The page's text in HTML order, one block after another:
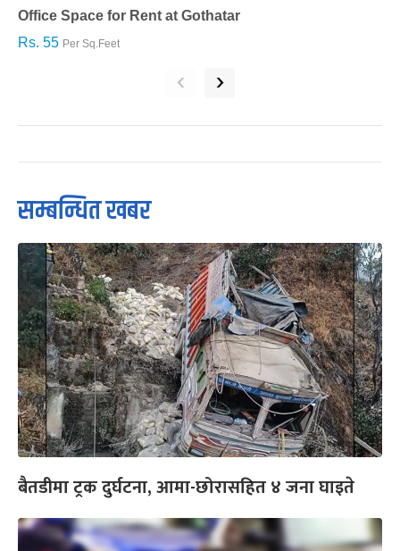
Office Space for Rent at Gothatar
Rs. 55 Per Sq.Feet
‹ ›
सम्बन्धित खबर
बैतडीमा ट्रक दुर्घटना, आमा-छोरासहित ४ जना घाइते